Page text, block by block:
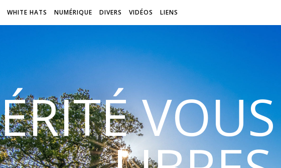
WHITE HATS NUMÉRIQUE DIVERS VIDÉOS LIENS